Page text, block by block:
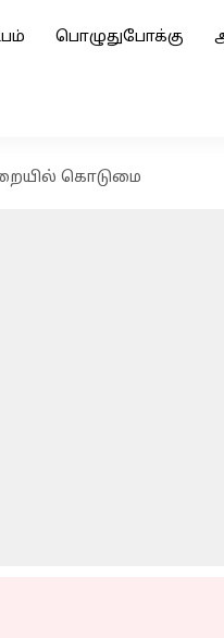
பொழுதுபோக்கு
கொடுமை